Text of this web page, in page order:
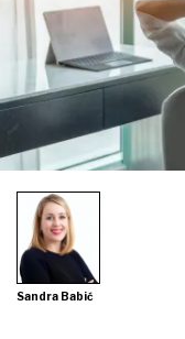
Sandra Babić